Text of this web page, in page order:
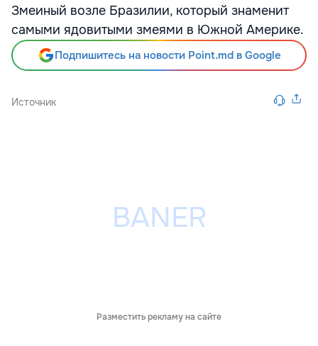
Змеиный возле Бразилии, который знаменит
самыми ядовитыми змеями в Южной Америке.
Подпишитесь на новости Point.md в Google
Источник
Разместить рекламу на сайте